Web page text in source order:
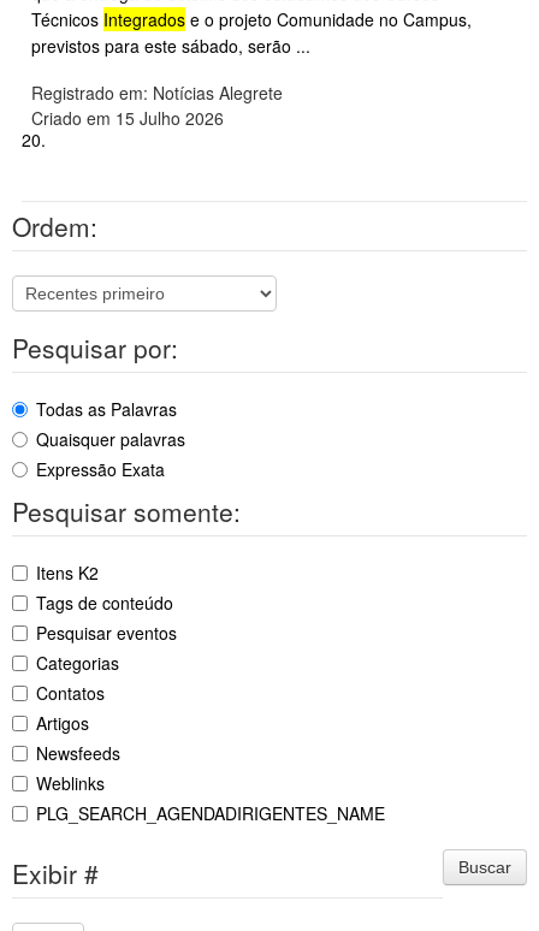
Técnicos Integrados e o projeto Comunidade no Campus,
previstos para este sábado, serão ...
Registrado em: Notícias Alegrete
Criado em 15 Julho 2026
20.
Ordem:
Pesquisar por:
Todas as Palavras
Quaisquer palavras
Expressão Exata
Pesquisar somente:
Itens K2
Tags de conteúdo
Pesquisar eventos
Categorias
Contatos
Artigos
Newsfeeds
Weblinks
PLG_SEARCH_AGENDADIRIGENTES_NAME
Buscar
Exibir #